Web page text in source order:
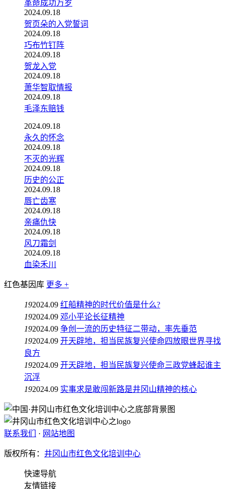
革命成功万岁
2024.09.18
贺页朵的入党誓词
2024.09.18
巧布竹钉阵
2024.09.18
贺龙入党
2024.09.18
萧华智取情报
2024.09.18
毛泽东赔钱
2024.09.18
永久的怀念
2024.09.18
不灭的光辉
2024.09.18
历史的公正
2024.09.18
唇亡齿寒
2024.09.18
亲痛仇快
2024.09.18
风刀霜剑
2024.09.18
血染禾川
红色基因库 更多 +
192024.09 红船精神的时代价值是什么?
192024.09 邓小平论长征精神
192024.09 争创一流的历史特征二带动，率先垂范
192024.09 开天辟地，担当民族复兴使命四放眼世界寻找
良方
192024.09 开天辟地，担当民族复兴使命三政党蜂起谁主
沉浮
192024.09 实事求是敢闯新路是井冈山精神的核心
联系我们 · 网站地图
版权所有： 井冈山市红色文化培训中心
快速导航
友情链接